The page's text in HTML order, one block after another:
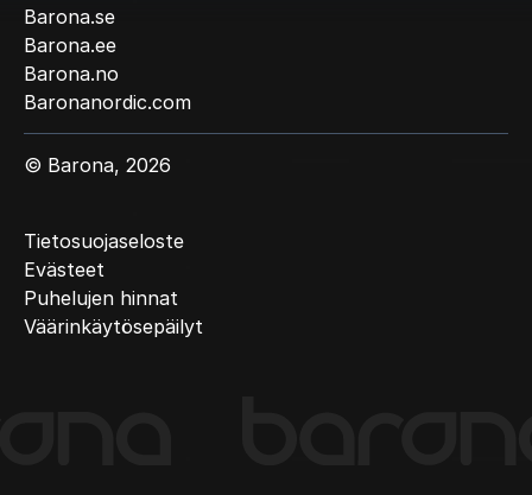
Barona.se
Barona.ee
Barona.no
Baronanordic.com
© Barona, 2026
Tietosuojaseloste
Evästeet
Puhelujen hinnat
Väärinkäytösepäilyt